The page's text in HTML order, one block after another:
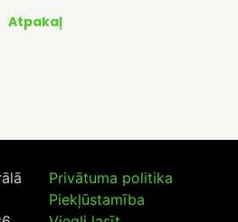
Atpakaļ
Privātuma politika
Piekļūstamība